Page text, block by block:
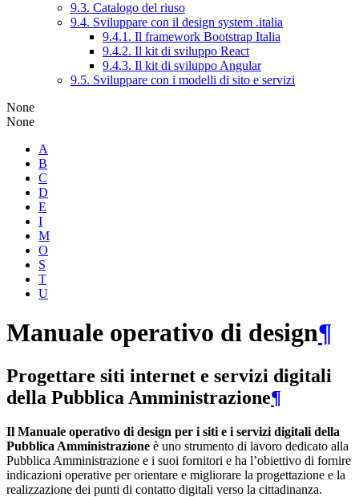
9.3. Catalogo del riuso
9.4. Sviluppare con il design system .italia
9.4.1. Il framework Bootstrap Italia
9.4.2. Il kit di sviluppo React
9.4.3. Il kit di sviluppo Angular
9.5. Sviluppare con i modelli di sito e servizi
None
None
A
B
C
D
E
I
M
O
S
T
U
Manuale operativo di design¶
Progettare siti internet e servizi digitali
della Pubblica Amministrazione¶
Il Manuale operativo di design per i siti e i servizi digitali della
Pubblica Amministrazione è uno strumento di lavoro dedicato alla
Pubblica Amministrazione e i suoi fornitori e ha l’obiettivo di fornire
indicazioni operative per orientare e migliorare la progettazione e la
realizzazione dei punti di contatto digitali verso la cittadinanza.